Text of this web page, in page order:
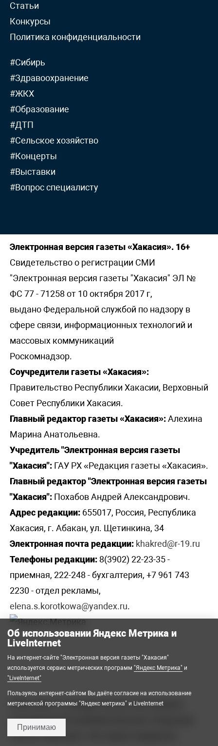
Статьи
Конкурсы
Политика конфиденциальности
#Сибирь
#Здравоохранение
#ЖКХ
#Образование
#ДТП
#Сельское хозяйство
#Концерты
#Выставки
#Вопрос специалисту
Электронная версия газеты «Хакасия». 16+
Свидетельство о регистрации СМИ
"Электронная версия газеты "Хакасия" ЭЛ №
ФС 77 - 71258 от 10 октября 2017 г,
выдано Федеральной службой по надзору в
сфере связи, информационных технологий и
массовых коммуникаций
Роскомнадзор.
Соучредители газеты «Хакасия»:
Правительство Республики Хакасии, Верховный
Совет Республики Хакасия.
Главный редактор газеты «Хакасия»:Алехина
Марина Анатольевна.
Учредитель "Электронная версия газеты
"Хакасия": ГАУ РХ «Редакция газеты «Хакасия».
Главный редактор "Электронная версия газеты
"Хакасия": Похабов Андрей Александрович.
Адрес редакции: 655017, Россия, Республика
Хакасия, г. Абакан, ул. Щетинкина, 34
Электронная почта редакции: khakred@r-19.ru
Телефоны редакции: 8(3902) 22-23-35 -
приемная, 222-248 - бухгалтерия, +7 961 743
2230 - отдел рекламы,
elena.s.korotkowa@yandex.ru.
2008-2026 © Государственное автономное
учреждение Республики Хакасия «Редакция
газеты «Хакасия». Все права защищены.
Об использовании Яндекс Метрика и
LiveInternet
На интернет-сайте "Электронная версия газеты "Хакасия"
используется сервис метрических программ "Яндекс Метрика" и
"LiveInternet"
Пользуясь интернет-сайтом Вы даёте согласие на использование
метрической программы "Яндекс метрика" и LiveInternet
Принимаю